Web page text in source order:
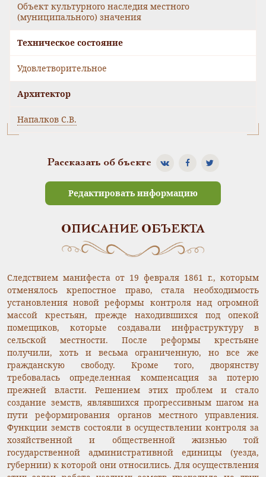
Объект культурного наследия местного
(муниципального) значения
Техническое состояние
Удовлетворительное
Архитектор
Напалков С.В.
Рассказать об бъекте
Редактировать информацию
ОПИСАНИЕ ОБЪЕКТА
Следствием манифеста от 19 февраля 1861 г., которым
отменялось крепостное право, стала необходимость
установления новой реформы контроля над огромной
массой крестьян, прежде находившихся под опекой
помещиков, которые создавали инфраструктуру в
сельской местности. После реформы крестьяне
получили, хоть и весьма ограниченную, но все же
гражданскую свободу. Кроме того, дворянству
требовалась определенная компенсация за потерю
прежней власти. Решением этих проблем и стало
создание земств, являвшихся прогрессивным шагом на
пути реформирования органов местного управления.
Функции земств состояли в осуществлении контроля за
хозяйственной и общественной жизнью той
государственной административной единицы (уезда,
губернии) к которой они относились. Для осуществления